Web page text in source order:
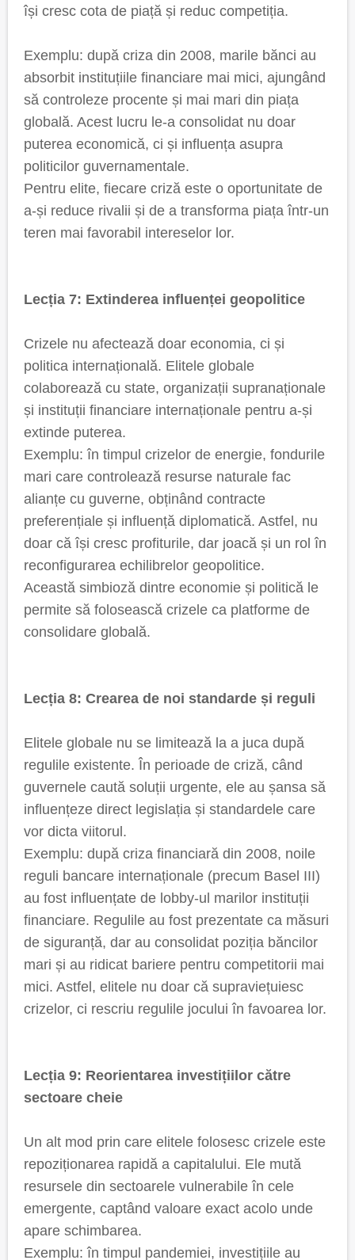
își cresc cota de piață și reduc competiția.
Exemplu: după criza din 2008, marile bănci au
absorbit instituțiile financiare mai mici, ajungând
să controleze procente și mai mari din piața
globală. Acest lucru le-a consolidat nu doar
puterea economică, ci și influența asupra
politicilor guvernamentale.
Pentru elite, fiecare criză este o oportunitate de
a-și reduce rivalii și de a transforma piața într-un
teren mai favorabil intereselor lor.
Lecția 7: Extinderea influenței geopolitice
Crizele nu afectează doar economia, ci și
politica internațională. Elitele globale
colaborează cu state, organizații supranaționale
și instituții financiare internaționale pentru a-și
extinde puterea.
Exemplu: în timpul crizelor de energie, fondurile
mari care controlează resurse naturale fac
alianțe cu guverne, obținând contracte
preferențiale și influență diplomatică. Astfel, nu
doar că își cresc profiturile, dar joacă și un rol în
reconfigurarea echilibrelor geopolitice.
Această simbioză dintre economie și politică le
permite să folosească crizele ca platforme de
consolidare globală.
Lecția 8: Crearea de noi standarde și reguli
Elitele globale nu se limitează la a juca după
regulile existente. În perioade de criză, când
guvernele caută soluții urgente, ele au șansa să
influențeze direct legislația și standardele care
vor dicta viitorul.
Exemplu: după criza financiară din 2008, noile
reguli bancare internaționale (precum Basel III)
au fost influențate de lobby-ul marilor instituții
financiare. Regulile au fost prezentate ca măsuri
de siguranță, dar au consolidat poziția băncilor
mari și au ridicat bariere pentru competitorii mai
mici. Astfel, elitele nu doar că supraviețuiesc
crizelor, ci rescriu regulile jocului în favoarea lor.
Lecția 9: Reorientarea investițiilor către
sectoare cheie
Un alt mod prin care elitele folosesc crizele este
repoziționarea rapidă a capitalului. Ele mută
resursele din sectoarele vulnerabile în cele
emergente, captând valoare exact acolo unde
apare schimbarea.
Exemplu: în timpul pandemiei, investițiile au